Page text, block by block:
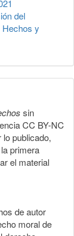
del
Hechos y
sin
CC BY-NC
publicado,
primera
el material
de autor
moral de